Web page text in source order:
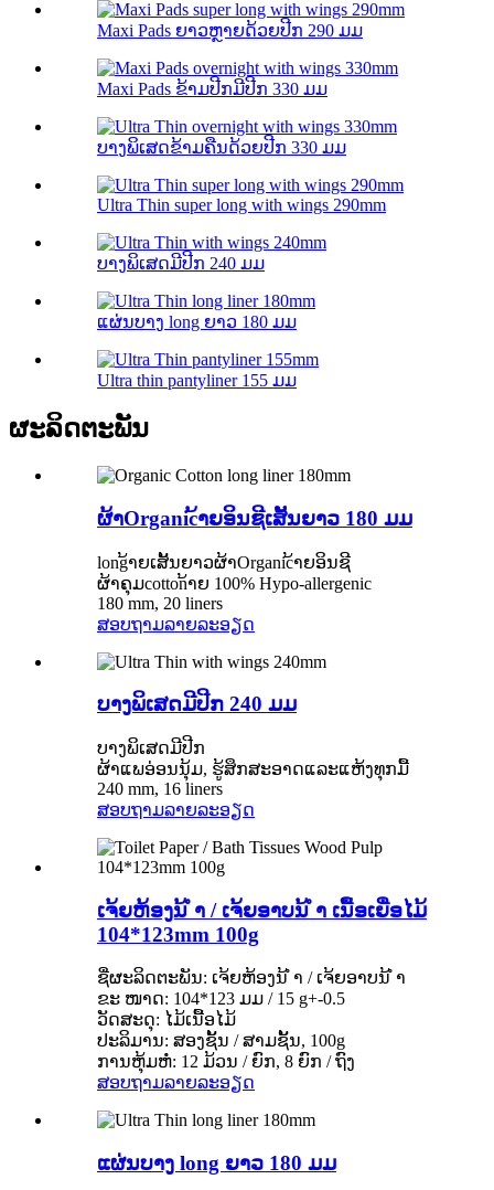
Maxi Pads ຍາວຫຼາຍດ້ວຍປີກ 290 ມມ
Maxi Pads ຂ້າມປີກມີປີກ 330 ມມ
ບາງພິເສດຂ້າມຄືນດ້ວຍປີກ 330 ມມ
Ultra Thin super long with wings 290mm
ບາງພິເສດມີປີກ 240 ມມ
ແຜ່ນບາງ long ຍາວ 180 ມມ
Ultra thin pantyliner 155 ມມ
ຜະລິດຕະພັນ
ຜ້າOrganic້າຍອິນຊີເສັ້ນຍາວ 180 ມມ
long້າຍເສັ້ນຍາວຜ້າOrganic້າຍອິນຊີ
ຜ້າຄຸມcotton້າຍ 100% Hypo-allergenic
180 mm, 20 liners
ສອບຖາມລາຍລະອຽດ
ບາງພິເສດມີປີກ 240 ມມ
ບາງພິເສດມີປີກ
ຜ້າແພອ່ອນນຸ້ມ, ຮູ້ສຶກສະອາດແລະແຫ້ງທຸກມື້
240 mm, 16 liners
ສອບຖາມລາຍລະອຽດ
ເຈ້ຍຫ້ອງນ້ ຳ / ເຈ້ຍອາບນ້ ຳ ເນື້ອເຍື່ອໄມ້
104*123mm 100g
ຊື່ຜະລິດຕະພັນ: ເຈ້ຍຫ້ອງນ້ ຳ / ເຈ້ຍອາບນ້ ຳ
ຂະ ໜາດ: 104*123 ມມ / 15 g+-0.5
ວັດສະດຸ: ໄມ້ເນື້ອໄມ້
ປະລິມານ: ສອງຊັ້ນ / ສາມຊັ້ນ, 100g
ການຫຸ້ມຫໍ່: 12 ມ້ວນ / ຍົກ, 8 ຍົກ / ຖົງ
ສອບຖາມລາຍລະອຽດ
ແຜ່ນບາງ long ຍາວ 180 ມມ